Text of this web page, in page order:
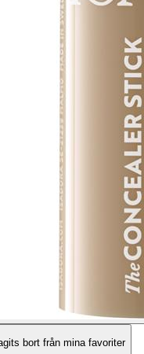
bort från mina favoriter